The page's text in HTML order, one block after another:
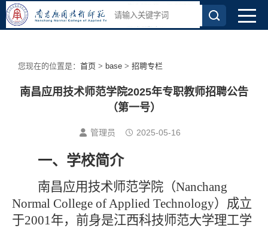
您现在的位置是： 首页 > base > 招聘专栏
南昌应用技术师范学院2025年专职教师招聘公告
（第一号）
管理员 2025-05-16
一、学校简介
南昌应用技术师范学院（Nanchang
Normal College of Applied Technology）成立
于2001年，前身是江西科技师范大学理工学